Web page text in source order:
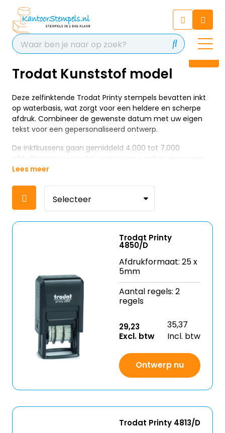
Chat 24/7 met onze chatbot
voor hulp
Contact
Trodat Kunststof model
Deze zelfinktende Trodat Printy stempels bevatten inkt
op waterbasis, wat zorgt voor een heldere en scherpe
afdruk. Combineer de gewenste datum met uw eigen
tekst voor een gepersonaliseerd ontwerp.
De inktkussens gaan gemiddeld 4.000 tot 7.000
afdrukken mee voordat ze moeten worden vervangen.
Lees meer
Trodat Printy
4850/D
Afdrukformaat: 25 x
5mm
Aantal regels: 2
regels
29,23
Excl. btw
35,37
Incl. btw
Ontwerp nu
Trodat Printy 4813/D